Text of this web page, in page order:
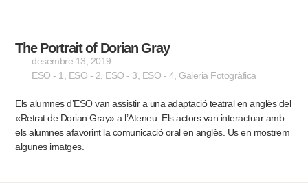
The Portrait of Dorian Gray
desembre 13, 2019
ESO - 1
ESO - 2 ESO - 3 ESO - 4, Galeria Fotogràfica
Els alumnes d’ESO van assistir a una adaptació teatral en anglès del
«Retrat de Dorian Gray» a l’Ateneu. Els actors van interactuar amb
els alumnes afavorint la comunicació oral en anglès. Us en mostrem
algunes imatges.